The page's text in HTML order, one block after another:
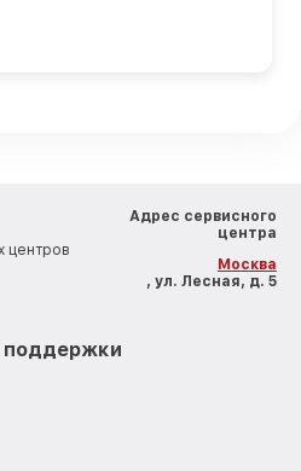
центров
Адрес сервисного
центра
Москва
, ул. Лесная, д. 5
поддержки